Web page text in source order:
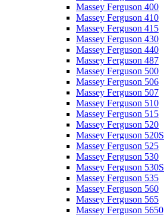
Massey Ferguson 400
Massey Ferguson 410
Massey Ferguson 415
Massey Ferguson 430
Massey Ferguson 440
Massey Ferguson 487
Massey Ferguson 500
Massey Ferguson 506
Massey Ferguson 507
Massey Ferguson 510
Massey Ferguson 515
Massey Ferguson 520
Massey Ferguson 520S
Massey Ferguson 525
Massey Ferguson 530
Massey Ferguson 530S
Massey Ferguson 535
Massey Ferguson 560
Massey Ferguson 565
Massey Ferguson 5650